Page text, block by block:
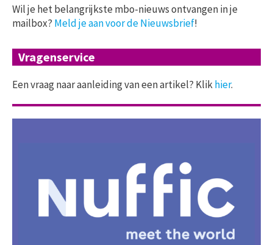
Wil je het belangrijkste mbo-nieuws ontvangen in je
mailbox? Meld je aan voor de Nieuwsbrief!
Vragenservice
Een vraag naar aanleiding van een artikel? Klikhier.